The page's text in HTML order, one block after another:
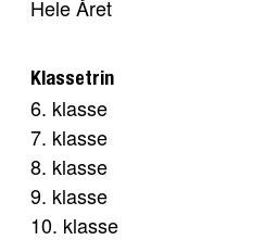
Hele Året
Klassetrin
6. klasse
7. klasse
8. klasse
9. klasse
10. klasse